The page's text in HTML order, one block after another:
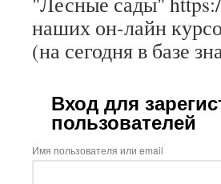
наших он-лайн
(на сегодня в базе
Вход для
пользователей
Имя пользователя или email